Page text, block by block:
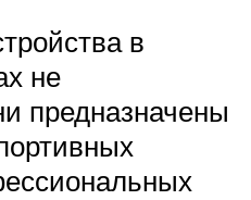
в
не
предназначены